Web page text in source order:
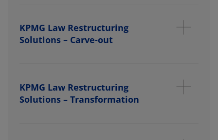
KPMG Law Restructuring
Solutions – Carve-out
KPMG Law Restructuring
Solutions – Transformation